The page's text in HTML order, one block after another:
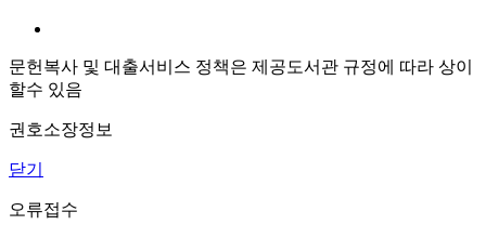
문헌복사 및 대출서비스 정책은 제공도서관 규정에 따라 상이
할수 있음
권호소장정보
닫기
오류접수